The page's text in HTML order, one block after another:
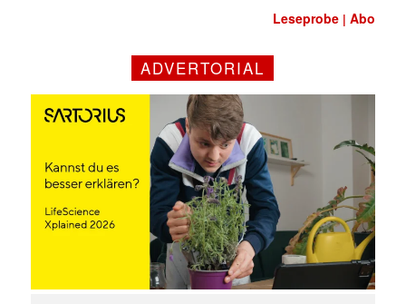
Leseprobe |Abo
ADVERTORIAL